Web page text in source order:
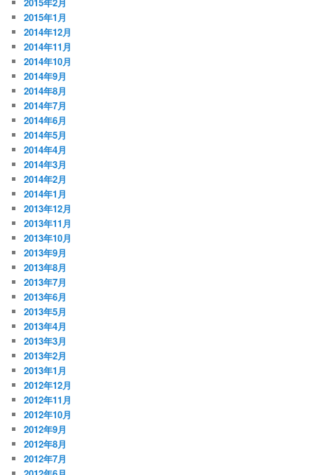
2015年1月
2014年12月
2014年11月
2014年10月
2014年9月
2014年8月
2014年7月
2014年6月
2014年5月
2014年4月
2014年3月
2014年2月
2014年1月
2013年12月
2013年11月
2013年10月
2013年9月
2013年8月
2013年7月
2013年6月
2013年5月
2013年4月
2013年3月
2013年2月
2013年1月
2012年12月
2012年11月
2012年10月
2012年9月
2012年8月
2012年7月